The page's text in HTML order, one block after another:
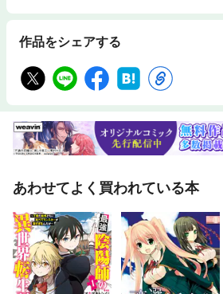
作品をシェアする
あわせてよく買われている本